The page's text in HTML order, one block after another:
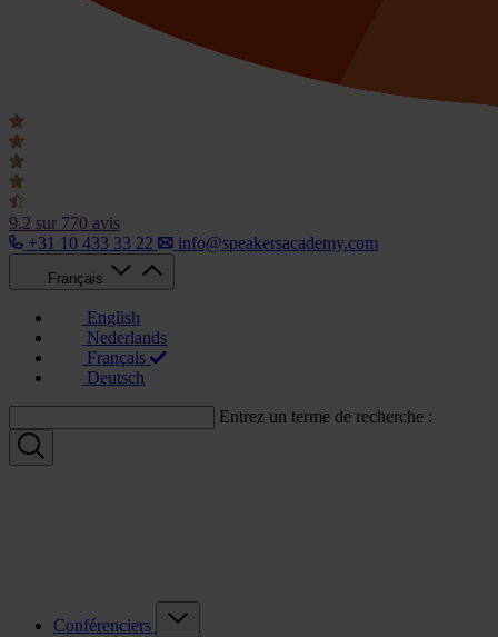
9.2 sur 770 avis
+31 10 433 33 22
info@speakersacademy.com
Français
English
Nederlands
Français
Deutsch
Entrez un terme de recherche :
Conférenciers